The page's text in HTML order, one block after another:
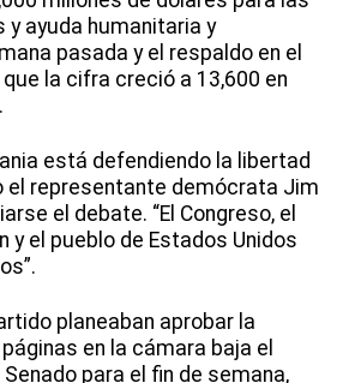
ayuda humanitaria y
pasada y el respaldo en el
la cifra creció a 13,600 en
está defendiendo la libertad
el representante demócrata Jim
el debate. “El Congreso, el
y el pueblo de Estados Unidos
planeaban aprobar la
en la cámara baja el
para el fin de semana,